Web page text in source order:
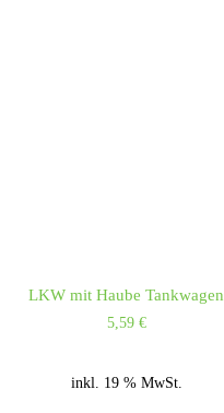
LKW mit Haube Tankwagen
5,59 €
inkl. 19 % MwSt.